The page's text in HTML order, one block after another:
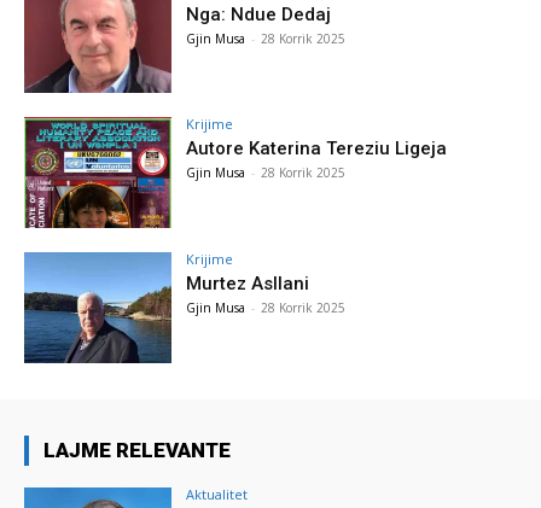
Nga: Ndue Dedaj
Gjin Musa - 28 Korrik 2025
Krijime
Autore Katerina Tereziu Ligeja
Gjin Musa - 28 Korrik 2025
Krijime
Murtez Asllani
Gjin Musa - 28 Korrik 2025
LAJME RELEVANTE
Aktualitet